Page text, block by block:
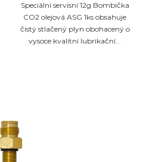
Speciální servisní 12g Bombička
CO2 olejová ASG 1ks obsahuje
čistý stlačený plyn obohacený o
vysoce kvalitní lubrikační...